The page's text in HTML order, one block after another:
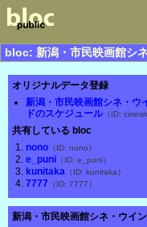
bloc: 新潟・市民映画館シ
オリジナルデータ登録
新潟・市民映画館シネ・ウ
ドのスケジュール（ID:
共有している bloc
nono（ID: nono）
e_puni（ID: e_puni）
kunitaka （ID: kunitaka）
7777 （ID: 7777）
新潟・市民映画館シネ・ウイ